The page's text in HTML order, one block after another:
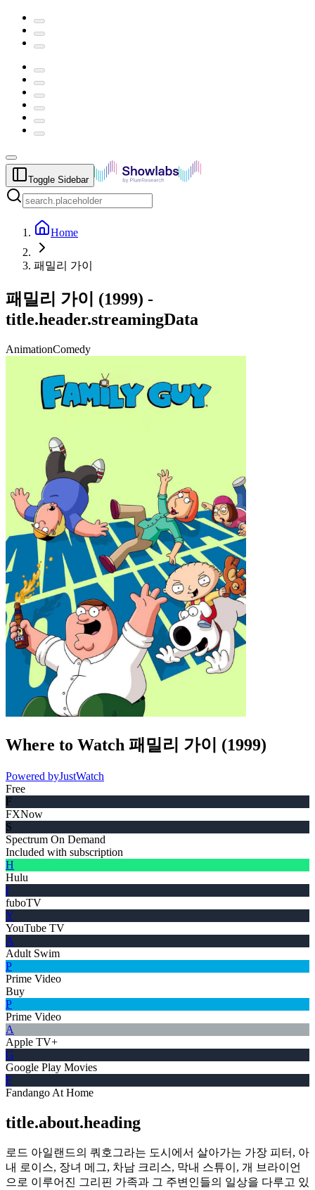
Toggle Sidebar
Home
패밀리 가이
패밀리 가이 (1999) -
title.header.streamingData
AnimationComedy
Where to Watch 패밀리 가이 (1999)
Powered byJustWatch
Free
F
FXNow
S
Spectrum On Demand
Included with subscription
H
Hulu
f
fuboTV
Y
YouTube TV
A
Adult Swim
P
Prime Video
Buy
P
Prime Video
A
Apple TV+
G
Google Play Movies
F
Fandango At Home
title.about.heading
로드 아일랜드의 쿼호그라는 도시에서 살아가는 가장 피터, 아
내 로이스, 장녀 메그, 차남 크리스, 막내 스튜이, 개 브라이언
으로 이루어진 그리핀 가족과 그 주변인들의 일상을 다루고 있